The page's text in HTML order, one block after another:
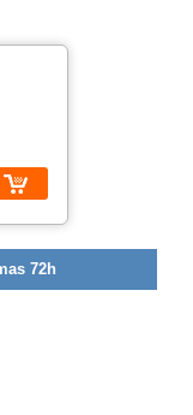
72h